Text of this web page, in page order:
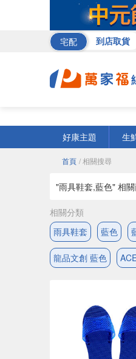
宅配 到店取貨
好康主題
生
首頁 / 相關搜尋
"雨具鞋套,藍色" 相
相關分類
雨具鞋套
藍色
龍品文創 藍色